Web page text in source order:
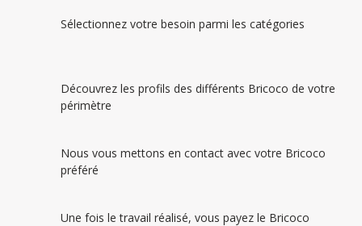
Sélectionnez votre besoin parmi les catégories
Découvrez les profils des différents Bricoco de votre
périmètre
Nous vous mettons en contact avec votre Bricoco
préféré
Une fois le travail réalisé, vous payez le Bricoco